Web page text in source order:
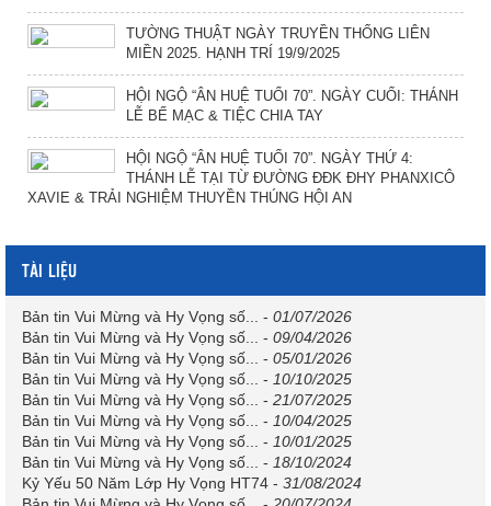
TƯỜNG THUẬT NGÀY TRUYỀN THỐNG LIÊN
MIỀN 2025. HẠNH TRÍ 19/9/2025
HỘI NGỘ “ÂN HUỆ TUỔI 70”. NGÀY CUỐI: THÁNH
LỄ BẾ MẠC & TIỆC CHIA TAY
HỘI NGỘ “ÂN HUỆ TUỔI 70”. NGÀY THỨ 4:
THÁNH LỄ TẠI TỪ ĐƯỜNG ĐĐK ĐHY PHANXICÔ
XAVIE & TRẢI NGHIỆM THUYỀN THÚNG HỘI AN
TÀI LIỆU
Bản tin Vui Mừng và Hy Vọng số... - 01/07/2026
Bản tin Vui Mừng và Hy Vọng số...
- 09/04/2026
Bản tin Vui Mừng và Hy Vọng số...
- 05/01/2026
Bản tin Vui Mừng và Hy Vọng số...
- 10/10/2025
Bản tin Vui Mừng và Hy Vọng số...
- 21/07/2025
Bản tin Vui Mừng và Hy Vọng số...
- 10/04/2025
Bản tin Vui Mừng và Hy Vọng số...
- 10/01/2025
Bản tin Vui Mừng và Hy Vọng số...
- 18/10/2024
Kỷ Yếu 50 Năm Lớp Hy Vọng HT74 - 31/08/2024